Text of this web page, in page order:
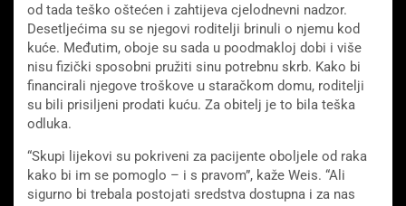
od tada teško oštećen i zahtijeva cjelodnevni nadzor.
Desetljećima su se njegovi roditelji brinuli o njemu kod
kuće. Međutim, oboje su sada u poodmakloj dobi i više
nisu fizički sposobni pružiti sinu potrebnu skrb. Kako bi
financirali njegove troškove u staračkom domu, roditelji
su bili prisiljeni prodati kuću. Za obitelj je to bila teška
odluka.
“Skupi lijekovi su pokriveni za pacijente oboljele od raka
kako bi im se pomoglo – i s pravom”, kaže Weis. “Ali
sigurno bi trebala postojati sredstva dostupna i za nas